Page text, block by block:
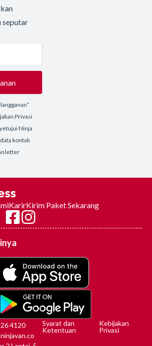
seputar
Privasi
Ninja
kontak
KarirKirim Paket Sekarang
4120
Syarat dan
Ketentuan
Kebijakan
Privasi